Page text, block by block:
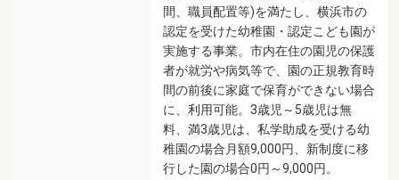
間、職員配置等)を満たし、横浜市の
認定を受けた幼稚園・認定こども園が
実施する事業。市内在住の園児の保護
者が就労や病気等で、園の正規教育時
間の前後に家庭で保育ができない場合
に、利用可能。3歳児～5歳児は無
料、満3歳児は、私学助成を受ける幼
稚園の場合月額9,000円、新制度に移
行した園の場合0円～9,000円。